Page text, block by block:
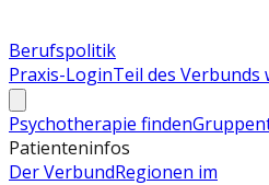
Berufspolitik
Praxis-LoginTeil des Verbunds
Psychotherapie finden
Patienteninfos
Der VerbundRegionen im